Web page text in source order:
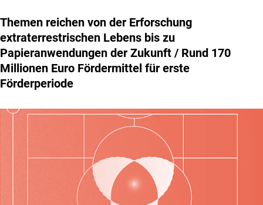
Themen reichen von der Erforschung
extraterrestrischen Lebens bis zu
Papieranwendungen der Zukunft / Rund 170
Millionen Euro Fördermittel für erste
Förderperiode